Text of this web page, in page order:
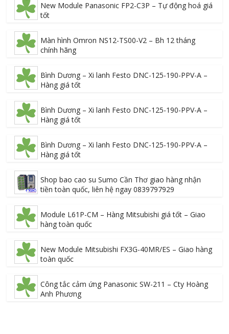
New Module Panasonic FP2-C3P – Tự động hoá giá
tốt
Màn hình Omron NS12-TS00-V2 – Bh 12 tháng
chính hãng
Bình Dương – Xi lanh Festo DNC-125-190-PPV-A –
Hàng giá tốt
Bình Dương – Xi lanh Festo DNC-125-190-PPV-A –
Hàng giá tốt
Bình Dương – Xi lanh Festo DNC-125-190-PPV-A –
Hàng giá tốt
Shop bao cao su Sumo Cần Thơ giao hàng nhận
tiền toàn quốc, liên hệ ngay 0839797929
Module L61P-CM – Hàng Mitsubishi giá tốt – Giao
hàng toàn quốc
New Module Mitsubishi FX3G-40MR/ES – Giao hàng
toàn quốc
Công tắc cảm ứng Panasonic SW-211 – Cty Hoàng
Anh Phương